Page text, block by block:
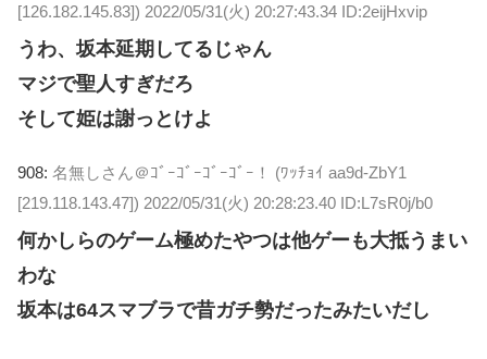
[126.182.145.83]) 2022/05/31(火) 20:27:43.34 ID:2eijHxvip
うわ、坂本延期してるじゃん
マジで聖人すぎだろ
そして姫は謝っとけよ
908: 名無しさん＠ｺﾞｰｺﾞｰｺﾞｰｺﾞｰ！ (ﾜｯﾁｮｲ aa9d-ZbY1
[219.118.143.47]) 2022/05/31(火) 20:28:23.40 ID:L7sR0j/b0
何かしらのゲーム極めたやつは他ゲーも大抵うまい
わな
坂本は64スマブラで昔ガチ勢だったみたいだし